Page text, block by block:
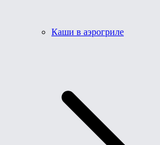
Каши в аэрогриле